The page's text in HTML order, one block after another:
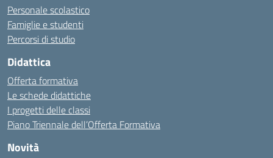
Personale scolastico
Famiglie e studenti
Percorsi di studio
Didattica
Offerta formativa
Le schede didattiche
I progetti delle classi
Piano Triennale dell’Offerta Formativa
Novità